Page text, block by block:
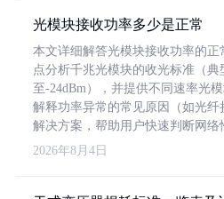
光模块接收功率多少是正常
本文详细解答光模块接收功率的
点分析千兆光模块的收光标准（典
至-24dBm），并提供不同速率光
解释功率异常的常见原因（如光纤
解决方案，帮助用户快速判断网络
2026年8月4日